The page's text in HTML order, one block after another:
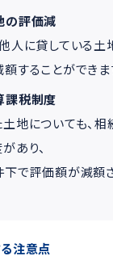
の評価減
人に貸している土
することができま
課税制度
地についても、
あり、
で評価額が減額
注意点